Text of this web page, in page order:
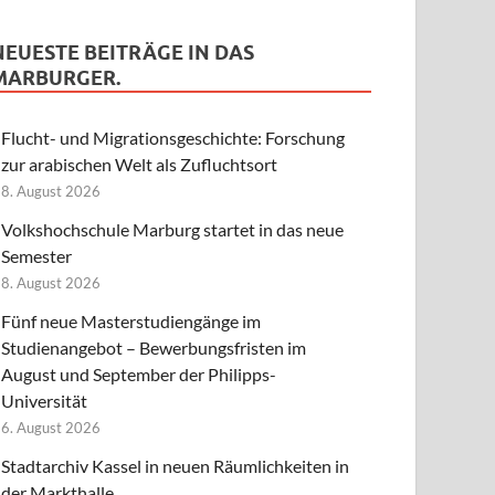
BEITRÄGE IN DAS
Flucht- und Migrationsgeschichte: Forschung
zur arabischen Welt als Zufluchtsort
8. August 2026
Volkshochschule Marburg startet in das neue
Semester
8. August 2026
Fünf neue Masterstudiengänge im
Studienangebot – Bewerbungsfristen im
August und September der Philipps-
Universität
6. August 2026
Stadtarchiv Kassel in neuen Räumlichkeiten in